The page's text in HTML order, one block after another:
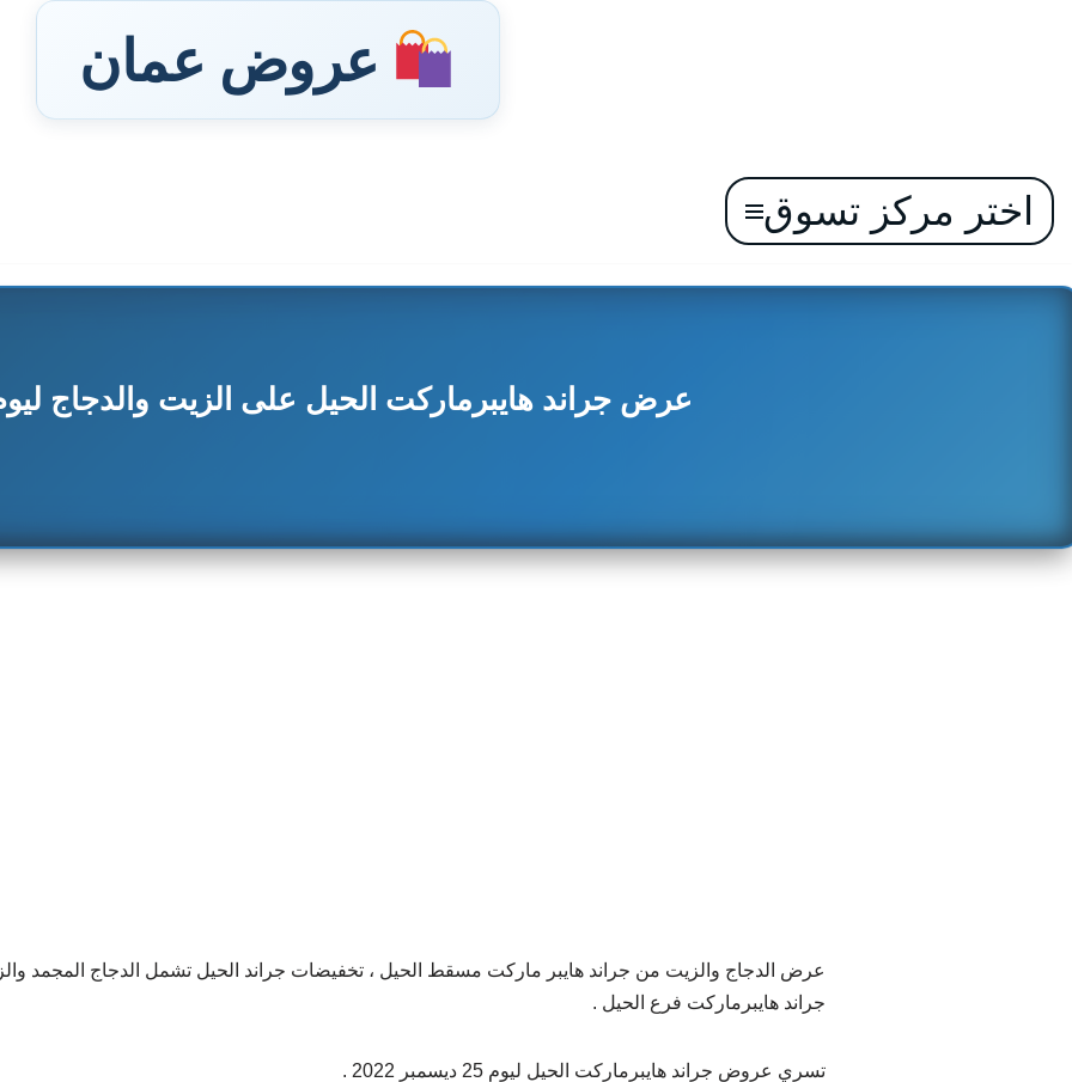
عروض عمان
تخطى
المحتوى
اختر مركز تسوق
عرض جراند هايبرماركت الحيل على الزيت والدجاج ليوم 25
عرض الدجاج والزيت من جراند هايبر ماركت مسقط الحيل ، تخفيضات جراند الحيل تشمل الدجاج المجمد
جراند هايبرماركت فرع الحيل .
تسري عروض جراند هايبرماركت الحيل ليوم 25 ديسمبر 2022 .